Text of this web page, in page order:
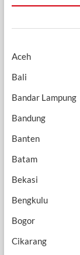
Aceh
Bali
Bandar Lampung
Bandung
Banten
Batam
Bekasi
Bengkulu
Bogor
Cikarang